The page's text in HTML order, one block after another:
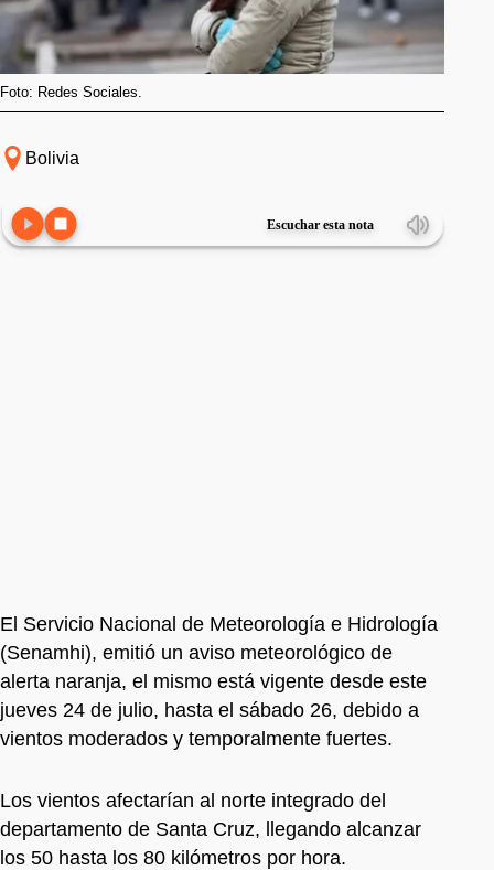
Foto: Redes Sociales.
Bolivia
Escuchar esta nota
El Servicio Nacional de Meteorología e Hidrología
(Senamhi), emitió un aviso meteorológico de
alerta naranja, el mismo está vigente desde este
jueves 24 de julio, hasta el sábado 26, debido a
vientos moderados y temporalmente fuertes.
Los vientos afectarían al norte integrado del
departamento de Santa Cruz, llegando alcanzar
los 50 hasta los 80 kilómetros por hora.